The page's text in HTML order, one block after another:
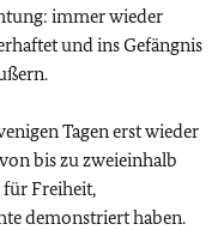
immer wieder
und ins Gefängnis
Tagen erst wieder
bis zu zweieinhalb
für Freiheit,
demonstriert haben.